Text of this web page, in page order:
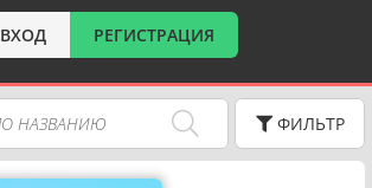
ВХОД РЕГИСТРАЦИЯ
ФИЛЬТР